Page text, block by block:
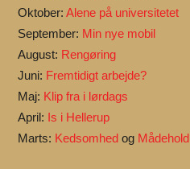
Oktober:Alene på universitetet
September: Min nye mobil
August: Rengøring
Juni: Fremtidigt arbejde?
Maj: Klip fra i lørdags
April: Is i Hellerup
Marts: Kedsomhed og Mådehold